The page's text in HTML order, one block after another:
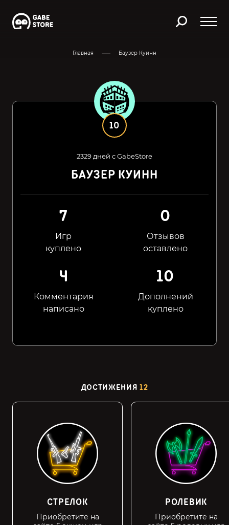
Главная Баузер Куинн
10
2329 дней с GabeStore
БАУЗЕР КУИНН
7
Игр
куплено
0
Отзывов
оставлено
4
Комментария
написано
10
Дополнений
куплено
ДОСТИЖЕНИЯ 12
СТРЕЛОК
Приобретите на
РОЛЕВИК
Приобретите на